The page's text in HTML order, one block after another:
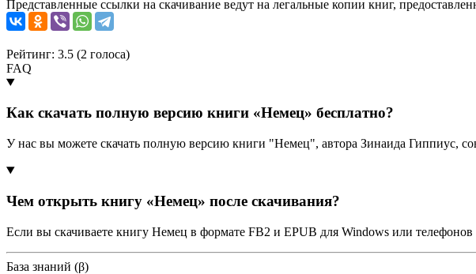
Представленные ссылки на скачивание ведут на легальные копии книг,
Рейтинг: 3.5 (2 голоса)
FAQ
Как скачать полную версию книги «Немец» бесплатно?
У нас вы можете скачать полную версию книги "Немец", автора Зинаида Гиппиус,
Чем открыть книгу «Немец» после скачивания?
Если вы скачиваете книгу Немец в формате FB2 и EPUB для Windows или
База знаний (β)